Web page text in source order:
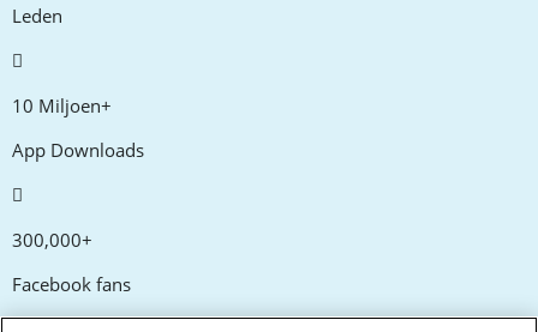
Leden
10 Miljoen+
App Downloads
300,000+
Facebook fans